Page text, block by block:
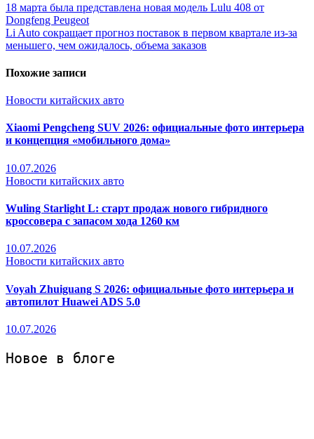
18 марта была представлена ​​новая модель Lulu 408 от
Dongfeng Peugeot
Li Auto сокращает прогноз поставок в первом квартале из-за
меньшего, чем ожидалось, объема заказов
Похожие записи
Новости китайских авто
Xiaomi Pengcheng SUV 2026: официальные фото интерьера
и концепция «мобильного дома»
10.07.2026
Новости китайских авто
Wuling Starlight L: старт продаж нового гибридного
кроссовера с запасом хода 1260 км
10.07.2026
Новости китайских авто
Voyah Zhuiguang S 2026: официальные фото интерьера и
автопилот Huawei ADS 5.0
10.07.2026
Новое в блоге